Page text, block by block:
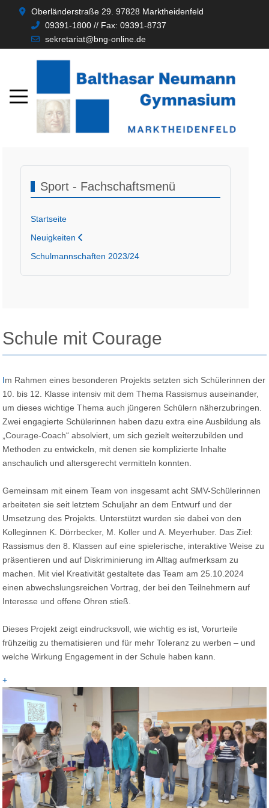
Oberländerstraße 29. 97828 Marktheidenfeld
09391-1800 // Fax: 09391-8737
sekretariat@bng-online.de
Sport - Fachschaftsmenü
Startseite
Neuigkeiten
Schulmannschaften 2023/24
Schule mit Courage
Im Rahmen eines besonderen Projekts setzten sich Schülerinnen der
10. bis 12. Klasse intensiv mit dem Thema Rassismus auseinander,
um dieses wichtige Thema auch jüngeren Schülern näherzubringen.
Zwei engagierte Schülerinnen haben dazu extra eine Ausbildung als
„Courage-Coach“ absolviert, um sich gezielt weiterzubilden und
Methoden zu entwickeln, mit denen sie komplizierte Inhalte
anschaulich und altersgerecht vermitteln konnten.
Gemeinsam mit einem Team von insgesamt acht SMV-Schülerinnen
arbeiteten sie seit letztem Schuljahr an dem Entwurf und der
Umsetzung des Projekts. Unterstützt wurden sie dabei von den
Kolleginnen K. Dörrbecker, M. Koller und A. Meyerhuber. Das Ziel:
Rassismus den 8. Klassen auf eine spielerische, interaktive Weise zu
präsentieren und auf Diskriminierung im Alltag aufmerksam zu
machen. Mit viel Kreativität gestaltete das Team am 25.10.2024
einen abwechslungsreichen Vortrag, der bei den Teilnehmern auf
Interesse und offene Ohren stieß.
Dieses Projekt zeigt eindrucksvoll, wie wichtig es ist, Vorurteile
frühzeitig zu thematisieren und für mehr Toleranz zu werben – und
welche Wirkung Engagement in der Schule haben kann.
+